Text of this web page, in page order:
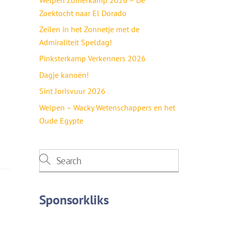
Zoektocht naar El Dorado
Zeilen in het Zonnetje met de
Admiraliteit Speldag!
Pinksterkamp Verkenners 2026
Dagje kanoën!
Sint Jorisvuur 2026
Welpen – Wacky Wetenschappers en het
Oude Egypte
Sponsorkliks